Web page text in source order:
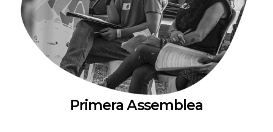
Primera Assemblea